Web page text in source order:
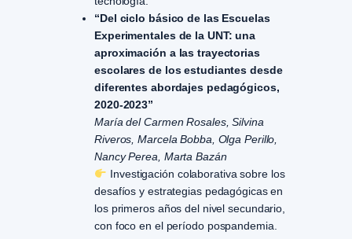
“Del ciclo básico de las Escuelas
Experimentales de la UNT: una
aproximación a las trayectorias
escolares de los estudiantes desde
diferentes abordajes pedagógicos,
2020-2023”
María del Carmen Rosales, Silvina
Riveros, Marcela Bobba, Olga Perillo,
Nancy Perea, Marta Bazán
Investigación colaborativa sobre los
desafíos y estrategias pedagógicas en
los primeros años del nivel secundario,
con foco en el período pospandemia.